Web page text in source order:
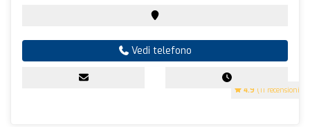
4.9 (11 recensioni)
Vedi telefono